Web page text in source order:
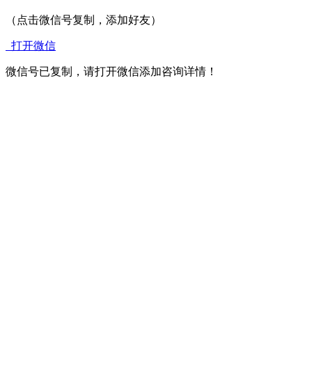
（点击微信号复制，添加好友）
打开微信
微信号已复制，请打开微信添加咨询详情！